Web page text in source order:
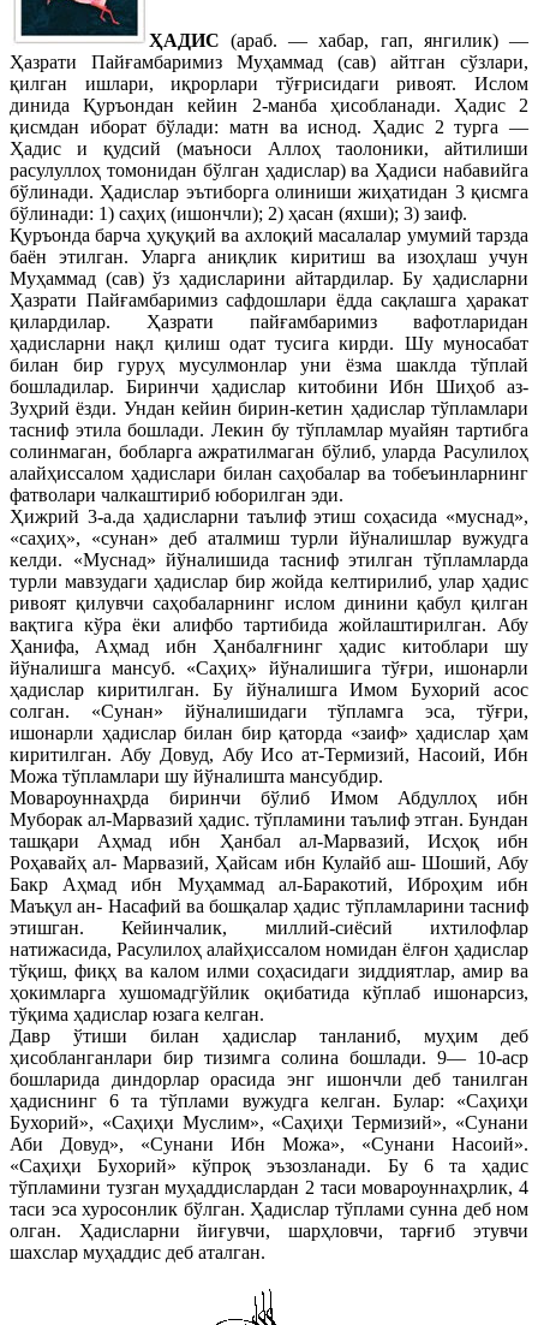
ҲАДИС (араб. — хабар, гап, янгилик) —
Ҳазрати Пайғамбаримиз Муҳаммад (сав) айтган сўзлари,
қилган ишлари, иқрорлари тўғрисидаги ривоят. Ислом
динида Қуръондан кейин 2-манба ҳисобланади. Ҳадис 2
қисмдан иборат бўлади: матн ва иснод. Ҳадис 2 турга —
Ҳадис и қудсий (маъноси Аллоҳ таолоники, айтилиши
расулуллоҳ томонидан бўлган ҳадислар) ва Ҳадиси набавийга
бўлинади. Ҳадислар эътиборга олиниши жиҳатидан 3 қисмга
бўлинади: 1) саҳиҳ (ишончли); 2) ҳасан (яхши); 3) заиф.
Қуръонда барча ҳуқуқий ва ахлоқий масалалар умумий тарзда
баён этилган. Уларга аниқлик киритиш ва изоҳлаш учун
Муҳаммад (сав) ўз ҳадисларини айтардилар. Бу ҳадисларни
Ҳазрати Пайғамбаримиз сафдошлари ёдда сақлашга ҳаракат
қилардилар. Ҳазрати пайғамбаримиз вафотларидан
ҳадисларни нақл қилиш одат тусига кирди. Шу муносабат
билан бир гуруҳ мусулмонлар уни ёзма шаклда тўплай
бошладилар. Биринчи ҳадислар китобини Ибн Шиҳоб аз-
Зуҳрий ёзди. Ундан кейин бирин-кетин ҳадислар тўпламлари
тасниф этила бошлади. Лекин бу тўпламлар муайян тартибга
солинмаган, бобларга ажратилмаган бўлиб, уларда Расулилоҳ
алайҳиссалом ҳадислари билан саҳобалар ва тобеъинларнинг
фатволари чалкаштириб юборилган эди.
Ҳижрий 3-а.да ҳадисларни таълиф этиш соҳасида «муснад»,
«саҳиҳ», «сунан» деб аталмиш турли йўналишлар вужудга
келди. «Муснад» йўналишида тасниф этилган тўпламларда
турли мавзудаги ҳадислар бир жойда келтирилиб, улар ҳадис
ривоят қилувчи саҳобаларнинг ислом динини қабул қилган
вақтига кўра ёки алифбо тартибида жойлаштирилган. Абу
Ҳанифа, Аҳмад ибн Ҳанбалғнинг ҳадис китоблари шу
йўналишга мансуб. «Саҳиҳ» йўналишига тўғри, ишонарли
ҳадислар киритилган. Бу йўналишга Имом Бухорий асос
солган. «Сунан» йўналишидаги тўпламга эса, тўғри,
ишонарли ҳадислар билан бир қаторда «заиф» ҳадислар ҳам
киритилган. Абу Довуд, Абу Исо ат-Термизий, Насоий, Ибн
Можа тўпламлари шу йўналишта мансубдир.
Мовароуннаҳрда биринчи бўлиб Имом Абдуллоҳ ибн
Муборак ал-Марвазий ҳадис. тўпламини таълиф этган. Бундан
ташқари Аҳмад ибн Ҳанбал ал-Марвазий, Исҳоқ ибн
Роҳавайҳ ал- Марвазий, Ҳайсам ибн Кулайб аш- Шоший, Абу
Бакр Аҳмад ибн Муҳаммад ал-Баракотий, Иброҳим ибн
Маъқул ан- Насафий ва бошқалар ҳадис тўпламларини тасниф
этишган. Кейинчалик, миллий-сиёсий ихтилофлар
натижасида, Расулилоҳ алайҳиссалом номидан ёлғон ҳадислар
тўқиш, фиқҳ ва калом илми соҳасидаги зиддиятлар, амир ва
ҳокимларга хушомадгўйлик оқибатида кўплаб ишонарсиз,
тўқима ҳадислар юзага келган.
Давр ўтиши билан ҳадислар танланиб, муҳим деб
ҳисобланганлари бир тизимга солина бошлади. 9— 10-аср
бошларида диндорлар орасида энг ишончли деб танилган
ҳадиснинг 6 та тўплами вужудга келган. Булар: «Саҳиҳи
Бухорий», «Саҳиҳи Муслим», «Саҳиҳи Термизий», «Сунани
Аби Довуд», «Сунани Ибн Можа», «Сунани Насоий».
«Саҳиҳи Бухорий» кўпроқ эъзозланади. Бу 6 та ҳадис
тўпламини тузган муҳаддислардан 2 таси мовароуннаҳрлик, 4
таси эса хуросонлик бўлган. Ҳадислар тўплами сунна деб ном
олган. Ҳадисларни йиғувчи, шарҳловчи, тарғиб этувчи
шахслар муҳаддис деб аталган.